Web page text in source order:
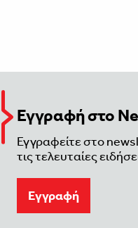
Εγγραφή στο
Εγγραφείτε στο
τις τελευταίες
Eγγραφή